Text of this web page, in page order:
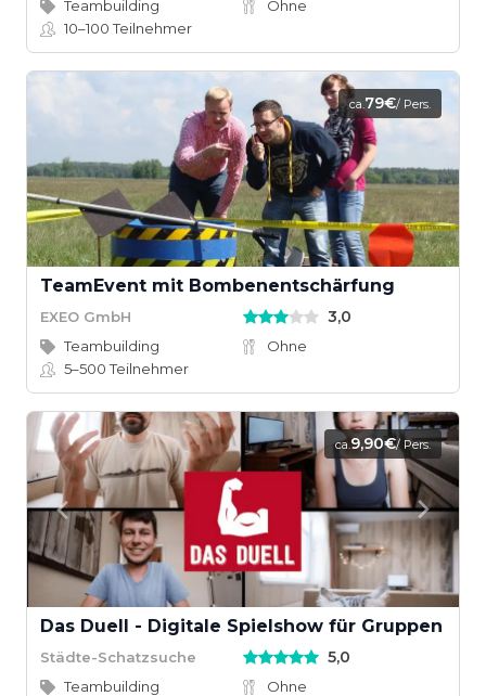
Teambuilding
Ohne
10–100Teilnehmer
ca.79€/ Pers.
TeamEvent mit Bombenentschärfung
EXEO GmbH 3,0
Teambuilding
Ohne
5–500Teilnehmer
ca.9,90€/ Pers.
Das Duell - Digitale Spielshow für Gruppen
Städte-Schatzsuche 5,0
Teambuilding
Ohne